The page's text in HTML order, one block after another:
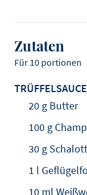
Zutaten
Für 10 portionen
TRÜFFELSAUCE
20 g Butter
100 g
30 g
1 l
10 ml